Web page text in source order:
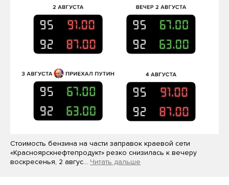
Стоимость бензина на части заправок краевой сети
«Красноярскнефтепродукт» резко снизилась к вечеру
воскресенья, 2 авгус… Читать дальше